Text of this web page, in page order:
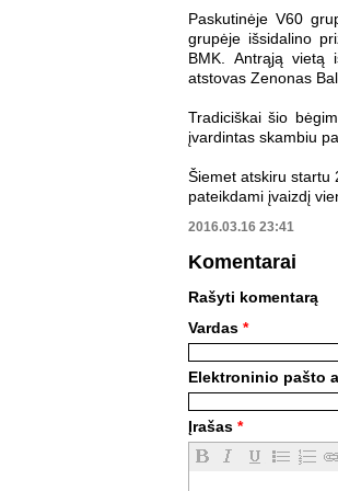
Paskutinėje V60
grupėje išsidalino
BMK. Antrąją vietą
atstovas Zenonas
Tradiciškai šio
įvardintas skambiu
Šiemet atskiru startu
pateikdami įvaizdį
2016.03.16 23:41
Komentarai
Rašyti komentarą
Vardas *
Elektroninio pašto
Įrašas *